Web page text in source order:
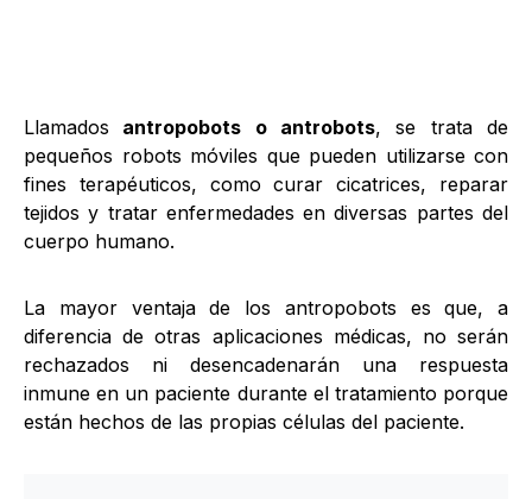
Llamados antropobots o antrobots, se trata de
pequeños robots móviles que pueden utilizarse con
fines terapéuticos, como curar cicatrices, reparar
tejidos y tratar enfermedades en diversas partes del
cuerpo humano.
La mayor ventaja de los antropobots es que, a
diferencia de otras aplicaciones médicas, no serán
rechazados ni desencadenarán una respuesta
inmune en un paciente durante el tratamiento porque
están hechos de las propias células del paciente.